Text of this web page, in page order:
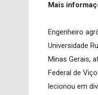
Mais
Engenheiro
Universidade
Minas Gerais,
Federal de
lecionou em